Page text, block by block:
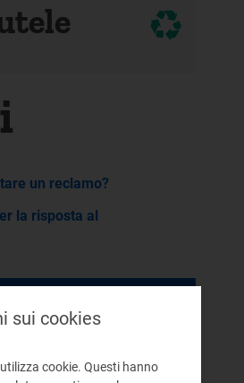
un reclamo?
la risposta al
5 - 20121 - Milano
sui cookies
cookie. Questi hanno